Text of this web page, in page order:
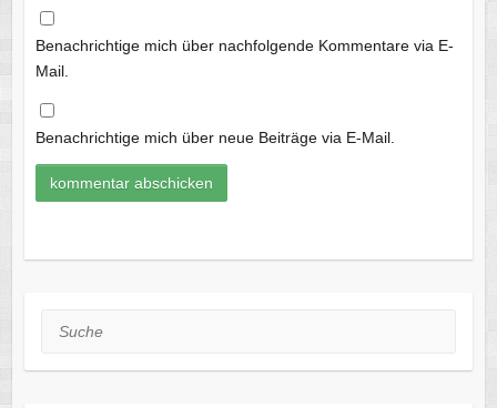
Benachrichtige mich über nachfolgende Kommentare via E-
Mail.
Benachrichtige mich über neue Beiträge via E-Mail.
Suche